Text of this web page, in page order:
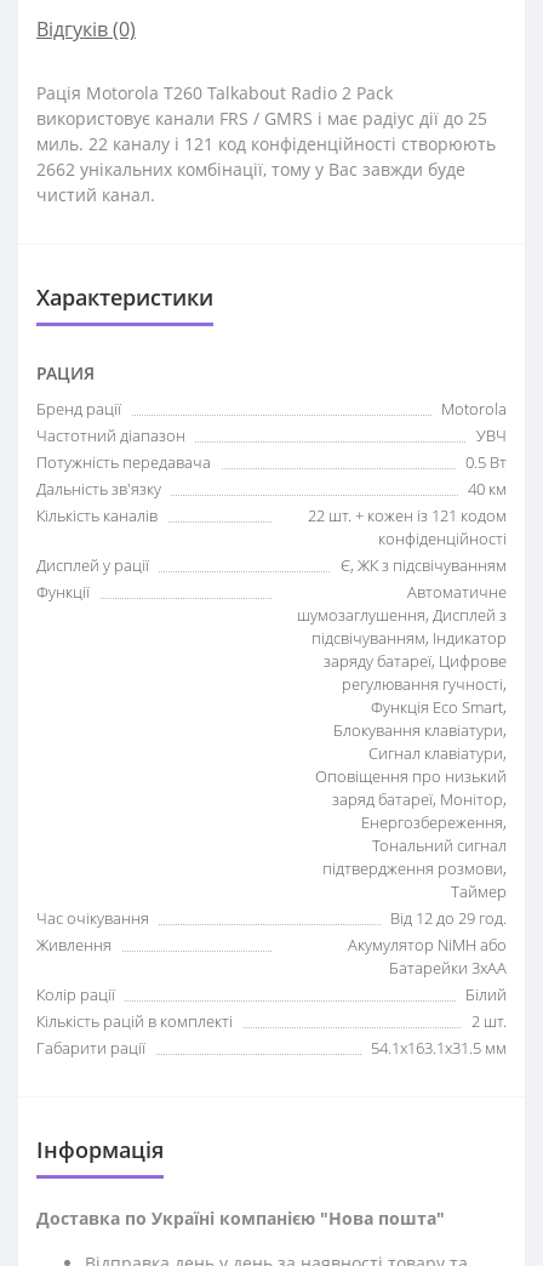
Відгуків (0)
Рація Motorola T260 Talkabout Radio 2 Pack
використовує канали FRS / GMRS і має радіус дії до 25
миль. 22 каналу і 121 код конфіденційності створюють
2662 унікальних комбінації, тому у Вас завжди буде
чистий канал.
Характеристики
РАЦИЯ
Бренд рації
Motorola
Частотний діапазон
УВЧ
Потужність передавача
0.5 Вт
Дальність зв'язку
40 км
Кількість каналів
22 шт. + кожен із 121 кодом
конфіденційності
Дисплей у рації
Є, ЖК з підсвічуванням
Функції
Автоматичне
шумозаглушення, Дисплей з
підсвічуванням, Індикатор
заряду батареї, Цифрове
регулювання гучності,
Функція Eco Smart,
Блокування клавіатури,
Сигнал клавіатури,
Оповіщення про низький
заряд батареї, Монітор,
Енергозбереження,
Тональний сигнал
підтвердження розмови,
Таймер
Час очікування
Від 12 до 29 год.
Живлення
Акумулятор NiMH або
Батарейки 3xAA
Колір рації
Білий
Кількість рацій в комплекті
2 шт.
Габарити рації
54.1х163.1х31.5 мм
Iнформація
Доставка по Україні компанією "Нова пошта"